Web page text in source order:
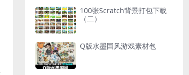
100张Scratch背景打包下载
（二）
Q版水墨国风游戏素材包